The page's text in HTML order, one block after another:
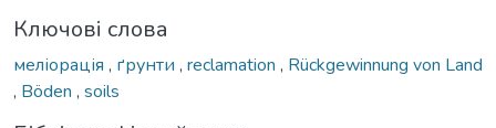
Ключові слова
меліорація , ґрунти , reclamation , Rückgewinnung von Land
, Böden , soils